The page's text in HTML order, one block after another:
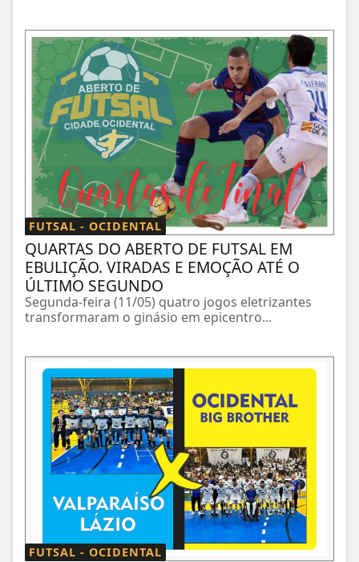
FUTSAL - OCIDENTAL
QUARTAS DO ABERTO DE FUTSAL EM
EBULIÇÃO. VIRADAS E EMOÇÃO ATÉ O
ÚLTIMO SEGUNDO
Segunda-feira (11/05) quatro jogos eletrizantes
transformaram o ginásio em epicentro...
FUTSAL - OCIDENTAL